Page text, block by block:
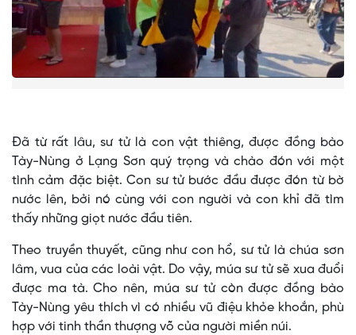
Đã từ rất lâu, sư tử là con vật thiêng, được đồng bào
Tày-Nùng ở Lạng Sơn quý trọng và chào đón với một
tình cảm đặc biệt. Con sư tử bước đầu được đón từ bờ
nước lên, bởi nó cùng với con người và con khỉ đã tìm
thấy những giọt nước đầu tiên.
Theo truyền thuyết, cũng như con hổ, sư tử là chúa sơn
lâm, vua của các loài vật. Do vậy, múa sư tử sẽ xua đuổi
được ma tà. Cho nên, múa sư tử còn được đồng bào
Tày-Nùng yêu thích vì có nhiều vũ điệu khỏe khoắn, phù
hợp với tinh thần thượng võ của người miền núi.